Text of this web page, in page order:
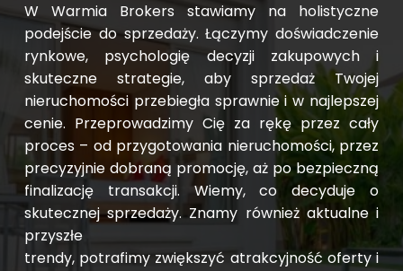
W Warmia Brokers stawiamy na holistyczne
podejście do sprzedaży. Łączymy doświadczenie
rynkowe, psychologię decyzji zakupowych i
skuteczne strategie, aby sprzedaż Twojej
nieruchomości przebiegła sprawnie i w najlepszej
cenie. Przeprowadzimy Cię za rękę przez cały
proces – od przygotowania nieruchomości, przez
precyzyjnie dobraną promocję, aż po bezpieczną
finalizację transakcji. Wiemy, co decyduje o
skutecznej sprzedaży. Znamy również aktualne i
przyszłe
trendy, potrafimy zwiększyć atrakcyjność oferty i